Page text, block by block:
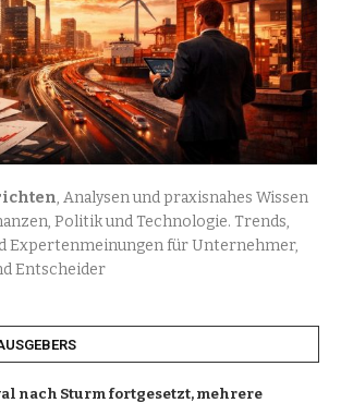
, Analysen und praxisnahes Wissen
Politik und Technologie. Trends,
Expertenmeinungen für Unternehmer,
Entscheider
nach Sturm fortgesetzt, mehrere